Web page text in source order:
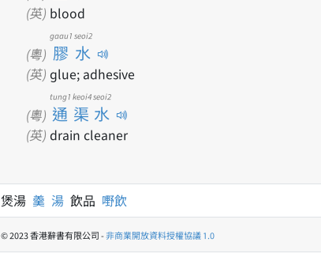
(英) blood
(粵) 膠水
gaau1 seoi2
(英) glue; adhesive
(粵) 通渠水
tung1 keoi4 seoi2
(英) drain cleaner
煲湯 羹 湯 飲品 嘢飲
© 2023 香港辭書有限公司 -非商業開放資料授權協議 1.0